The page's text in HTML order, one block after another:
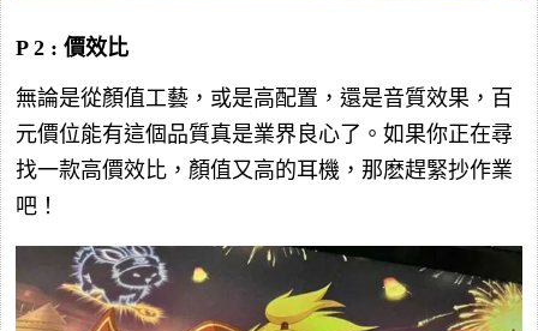
P 2 : 價效比
無論是從顏值工藝，或是高配置，還是音質效果，百
元價位能有這個品質真是業界良心了。如果你正在尋
找一款高價效比，顏值又高的耳機，那麽趕緊抄作業
吧！